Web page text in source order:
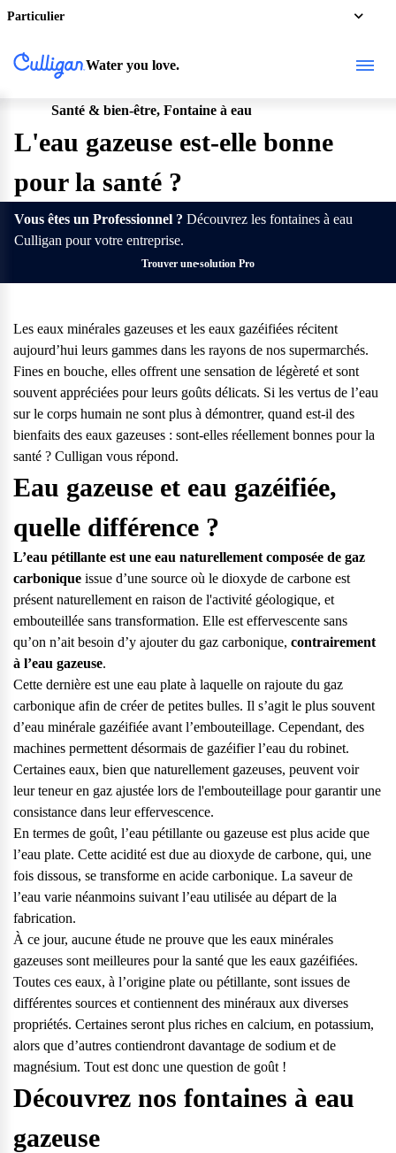
Particulier
Water you love.
Santé & bien-être, Fontaine à eau
L'eau gazeuse est-elle bonne
pour la santé ?
Vous êtes un Professionnel ? Découvrez les fontaines à eau
Culligan pour votre entreprise.
Trouver une solution Pro
Les eaux minérales gazeuses et les eaux gazéifiées récitent
aujourd’hui leurs gammes dans les rayons de nos supermarchés.
Fines en bouche, elles offrent une sensation de légèreté et sont
souvent appréciées pour leurs goûts délicats. Si les vertus de l’eau
sur le corps humain ne sont plus à démontrer, quand est-il des
bienfaits des eaux gazeuses : sont-elles réellement bonnes pour la
santé ? Culligan vous répond.
Eau gazeuse et eau gazéifiée,
quelle différence ?
L’eau pétillante est une eau naturellement composée de gaz
carbonique issue d’une source où le dioxyde de carbone est
présent naturellement en raison de l'activité géologique, et
embouteillée sans transformation. Elle est effervescente sans
qu’on n’ait besoin d’y ajouter du gaz carbonique, contrairement
à l’eau gazeuse.
Cette dernière est une eau plate à laquelle on rajoute du gaz
carbonique afin de créer de petites bulles. Il s’agit le plus souvent
d’eau minérale gazéifiée avant l’embouteillage. Cependant, des
machines permettent désormais de gazéifier l’eau du robinet.
Certaines eaux, bien que naturellement gazeuses, peuvent voir
leur teneur en gaz ajustée lors de l'embouteillage pour garantir une
consistance dans leur effervescence.
En termes de goût, l’eau pétillante ou gazeuse est plus acide que
l’eau plate. Cette acidité est due au dioxyde de carbone, qui, une
fois dissous, se transforme en acide carbonique. La saveur de
l’eau varie néanmoins suivant l’eau utilisée au départ de la
fabrication.
À ce jour, aucune étude ne prouve que les eaux minérales
gazeuses sont meilleures pour la santé que les eaux gazéifiées.
Toutes ces eaux, à l’origine plate ou pétillante, sont issues de
différentes sources et contiennent des minéraux aux diverses
propriétés. Certaines seront plus riches en calcium, en potassium,
alors que d’autres contiendront davantage de sodium et de
magnésium. Tout est donc une question de goût !
Découvrez nos fontaines à eau
gazeuse
Questions fréquentes
Consultez notre page de FAQ pour trouver toutes les réponses à
vos questions.
Consulter notre FAQ
Service après-vente
Vous avez des demandes sur l’entretien, le suivi et le dépannage
de votre matériel ? Culligan est là pour vous
Contactez notre service client